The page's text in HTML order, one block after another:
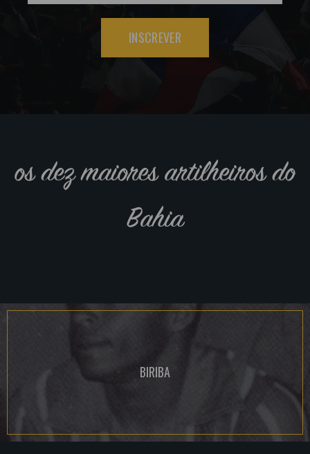
INSCREVER
os dez maiores artilheiros do
Bahia
BIRIBA